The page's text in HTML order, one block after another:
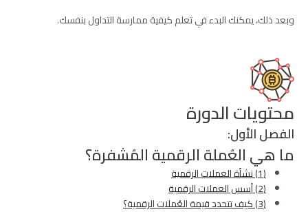
وبعد ذلك، يمكنك البدء في تعلم كيفية ممارسة التداول بنفسك.
محتويات الدورة
الفصل الأول:
ما هي العُملة الرقمية المُشفرة؟
(1) نشأة العملات الرقمية
(2) أسس العملات الرقمية
(3) كيف تتحدد قيمة العُملات الرقمية؟